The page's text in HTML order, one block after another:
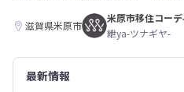
滋賀県米原市
米原市移住コー
紲ya-ツナギヤ-
最新情報